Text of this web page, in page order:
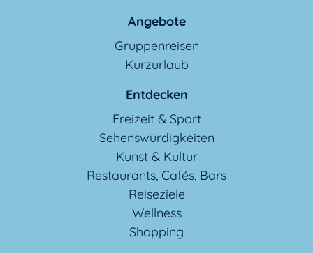
Angebote
Gruppenreisen
Kurzurlaub
Entdecken
Freizeit & Sport
Sehenswürdigkeiten
Kunst & Kultur
Restaurants, Cafés, Bars
Reiseziele
Wellness
Shopping